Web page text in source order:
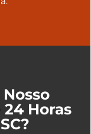
Horas